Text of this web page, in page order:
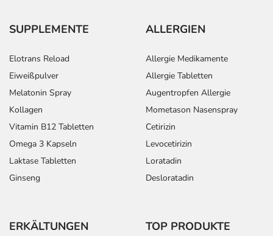
SUPPLEMENTE
Elotrans Reload
Eiweißpulver
Melatonin Spray
Kollagen
Vitamin B12 Tabletten
Omega 3 Kapseln
Laktase Tabletten
Ginseng
ALLERGIEN
Allergie Medikamente
Allergie Tabletten
Augentropfen Allergie
Mometason Nasenspray
Cetirizin
Levocetirizin
Loratadin
Desloratadin
ERKÄLTUNGEN TOP PRODUKTE